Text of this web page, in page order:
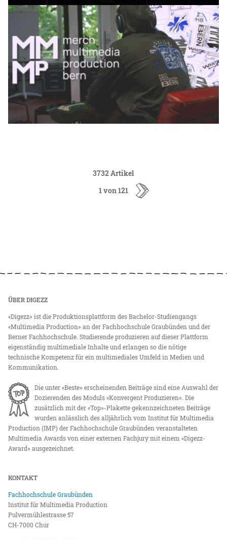
3732 Artikel
1 von 121
ÜBER DIGEZZ
«Digezz» ist die Produktionsplattform des Bachelor-Studiengangs
«Multimedia Production» an der Fachhochschule Graubünden und der
Berner Fachhochschule. Studierende produzieren auf dieser Plattform
eigenständig multimediale Inhalte und erlangen so die nötige
technische Kompetenz für ein multimediales Umfeld in Medien und
Kommunikation.
Die unter «Beste» erscheinenden Beiträge sind eine Auswahl der
Dozierenden des Moduls «Konvergent Produzieren». Die
zusätzlich mit der «Top»-Plakette gekennzeichneten Beiträge
wurden anlässlich des alljährlich vom Institut für Multimedia
Production (IMP) der Fachhochschule Graubünden veranstalteten
Multimedia Awards von einer externen Fachjury mit einem «Digezz-
Award» ausgezeichnet.
KONTAKT
Fachhochschule Graubünden
Institut für Multimedia Production
Pulvermühlestrasse 57
CH-7000 Chur